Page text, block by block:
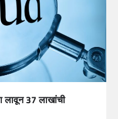
लावून 37 लाखांची